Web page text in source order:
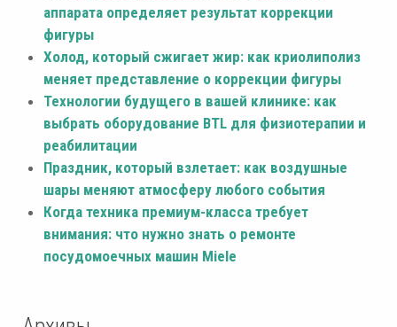
аппарата определяет результат коррекции
фигуры
Холод, который сжигает жир: как криолиполиз
меняет представление о коррекции фигуры
Технологии будущего в вашей клинике: как
выбрать оборудование BTL для физиотерапии и
реабилитации
Праздник, который взлетает: как воздушные
шары меняют атмосферу любого события
Когда техника премиум-класса требует
внимания: что нужно знать о ремонте
посудомоечных машин Miele